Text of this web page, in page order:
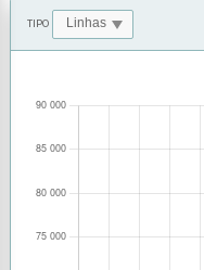
TIPO